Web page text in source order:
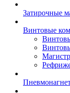
Затирочные
Винтовые